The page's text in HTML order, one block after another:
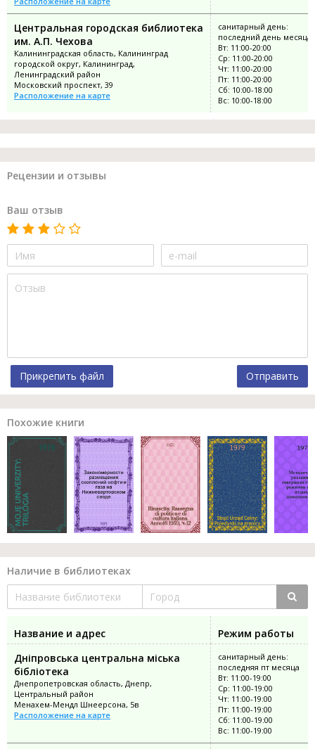
Центральная городская библиотека
им. А.П. Чехова
Калининградская область, Калининград
городской округ, Калининград,
Ленинградский район
Московский проспект, 39
Расположение на карте
санитарный день:
последний день месяца
Вт: 11:00-20:00
Ср: 11:00-20:00
Чт: 11:00-20:00
Пт: 11:00-20:00
Сб: 10:00-18:00
Вс: 10:00-18:00
Рецензии и отзывы
Ваш отзыв
Прикрепить файл Отправить
Похожие книги
Наличие в библиотеках
Название и адрес
Режим работы
Дніпровська центральна міська
бібліотека
Днепропетровская область, Днепр,
Центральный район
Менахем-Мендл Шнеерсона, 5в
Расположение на карте
санитарный день:
последняя пт месяца
Вт: 11:00-19:00
Ср: 11:00-19:00
Чт: 11:00-19:00
Пт: 11:00-19:00
Сб: 11:00-19:00
Вс: 11:00-19:00